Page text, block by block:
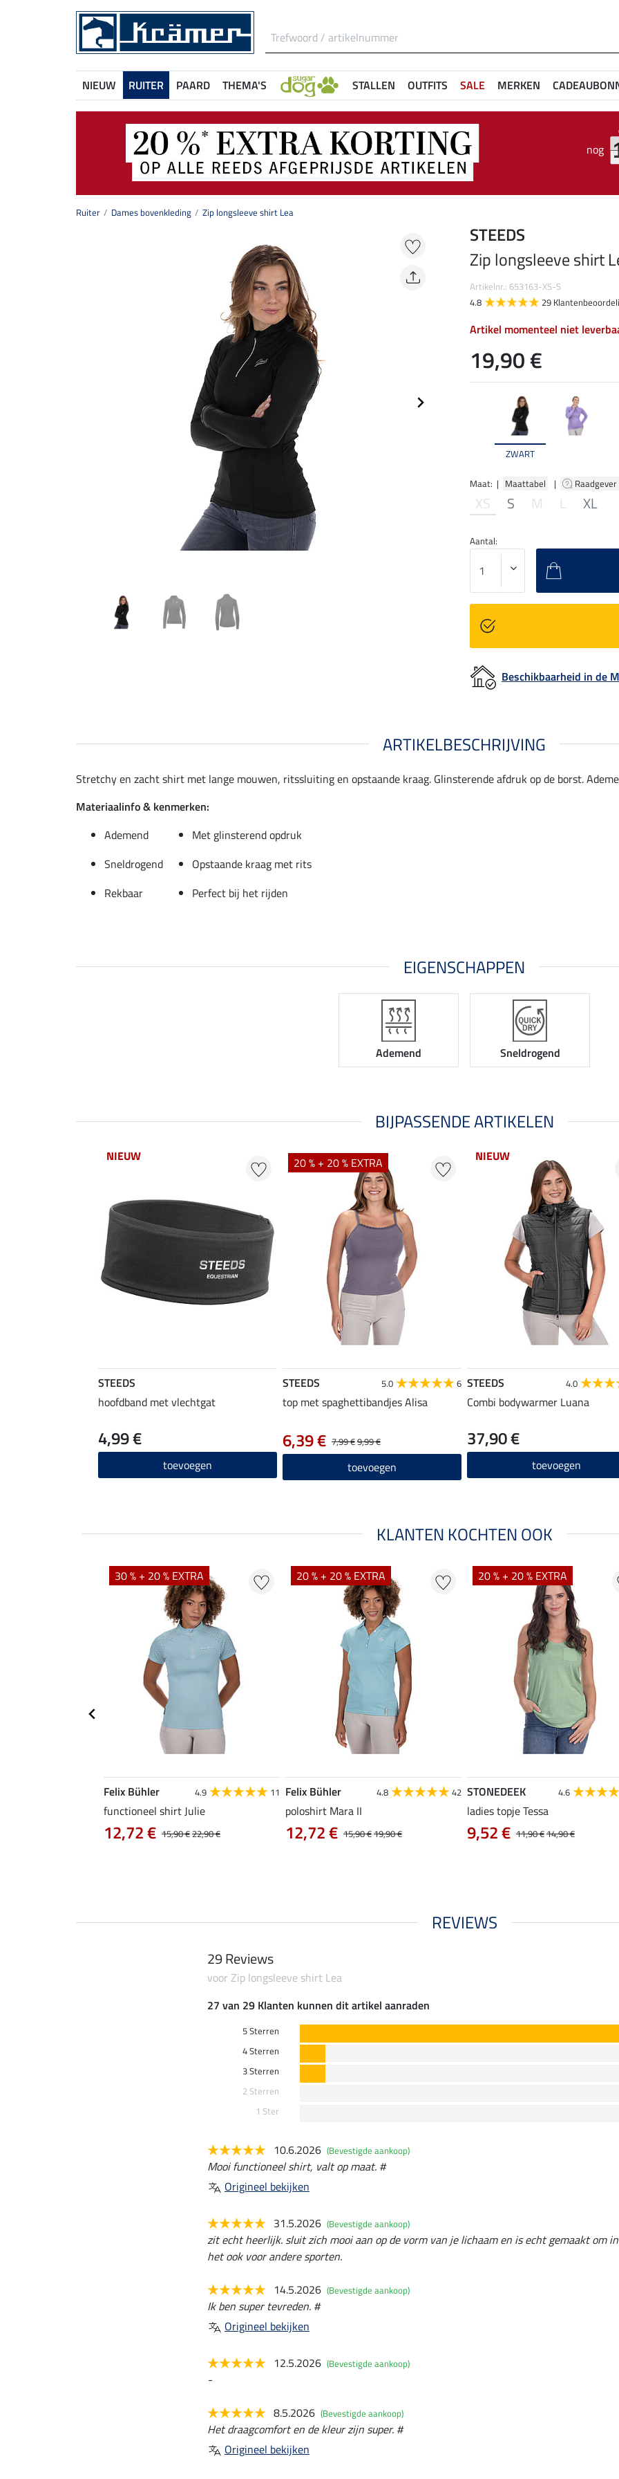
NIEUW RUITER PAARD THEMA'S STALLEN OUTFITS SALE MERKEN
nog
Ruiter Dames bovenkleding Zip longsleeve shirt Lea
ZWART
Maat: | Maattabel | Raadgever
XS S M L XL
STEEDS
Zip longsleeve shirt
Artikelnr.: 653163-XS-S
4.8
29
Artikel momenteel niet
19,90 €
Aantal:
Beschikbaarheid in de
ARTIKELBESCHRIJVING
Stretchy en zacht shirt met lange mouwen, ritssluiting en opstaande kraag. Glinsterende afdruk op de borst.
Materiaalinfo & kenmerken:
Ademend
Met glinsterend opdruk
Sneldrogend
Opstaande kraag met rits
Rekbaar
Perfect bij het rijden
EIGENSCHAPPEN
Ademend Sneldrogend
BIJPASSENDE ARTIKELEN
NIEUW
STEEDS
hoofdband met vlechtgat
4,99 €
toevoegen
20 % + 20 % EXTRA
STEEDS 5.0 6
top met spaghettibandjes Alisa
7,99 €9,99 €
6,39 €
toevoegen
NIEUW
STEEDS 4.0
Combi bodywarmer Luana
37,90 €
toevoegen
KLANTEN KOCHTEN OOK
30 % + 20 % EXTRA
Felix Bühler 4.9 11
functioneel shirt Julie
15,90 €22,90 €
12,72 €
20 % + 20 % EXTRA
Felix Bühler 4.8 42
poloshirt Mara II
15,90 €19,90 €
12,72 €
20 % + 20 % EXTRA
STONEDEEK 4.6
ladies topje Tessa
11,90 €14,90 €
9,52 €
REVIEWS
29 Reviews
voor Zip longsleeve shirt Lea
27 van 29 Klanten kunnen dit artikel aanraden
5 Sterren
4 Sterren
3 Sterren
2 Sterren
1 Ster
10.6.2026 (Bevestigde aankoop)
Mooi functioneel shirt, valt op maat. #
Origineel bekijken
31.5.2026 (Bevestigde aankoop)
zit echt heerlijk. sluit zich mooi aan op de vorm van je lichaam en is echt gemaakt om
het ook voor andere sporten.
14.5.2026 (Bevestigde aankoop)
Ik ben super tevreden. #
Origineel bekijken
12.5.2026 (Bevestigde aankoop)
-
8.5.2026 (Bevestigde aankoop)
Het draagcomfort en de kleur zijn super. #
Origineel bekijken